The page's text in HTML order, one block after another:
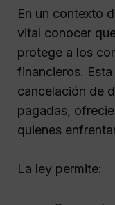
En un contexto
vital conocer
protege a los
financieros.
cancelación de
pagadas,
quienes
La ley permite: